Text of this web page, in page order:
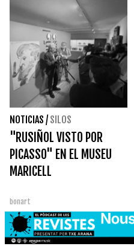
NOTICIAS / SILOS
"RUSIÑOL VISTO POR
PICASSO" EN EL MUSEU
MARICELL
bonart